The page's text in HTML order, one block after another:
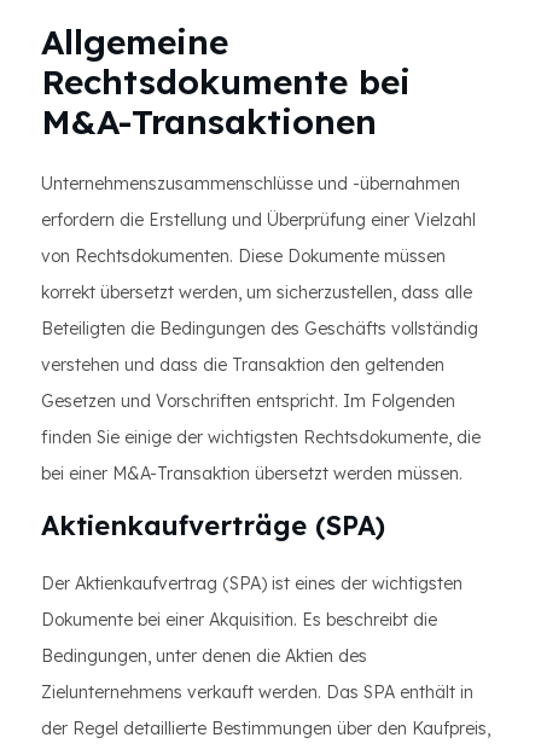
Allgemeine
Rechtsdokumente bei
M&A-Transaktionen
Unternehmenszusammenschlüsse und -übernahmen
erfordern die Erstellung und Überprüfung einer Vielzahl
von Rechtsdokumenten. Diese Dokumente müssen
korrekt übersetzt werden, um sicherzustellen, dass alle
Beteiligten die Bedingungen des Geschäfts vollständig
verstehen und dass die Transaktion den geltenden
Gesetzen und Vorschriften entspricht. Im Folgenden
finden Sie einige der wichtigsten Rechtsdokumente, die
bei einer M&A-Transaktion übersetzt werden müssen.
Aktienkaufverträge (SPA)
Der Aktienkaufvertrag (SPA) ist eines der wichtigsten
Dokumente bei einer Akquisition. Es beschreibt die
Bedingungen, unter denen die Aktien des
Zielunternehmens verkauft werden. Das SPA enthält in
der Regel detaillierte Bestimmungen über den Kaufpreis,